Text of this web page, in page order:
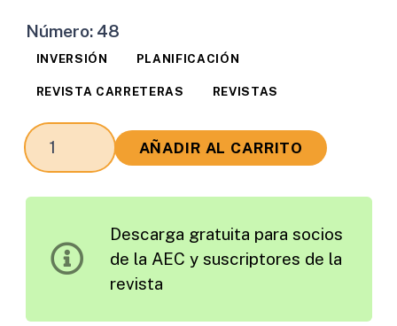
Número: 48
INVERSIÓN PLANIFICACIÓN
REVISTA CARRETERAS REVISTAS
Revista
Carreteras
AÑADIR AL CARRITO
Descarga gratuita para socios
de la AEC y suscriptores de la
revista